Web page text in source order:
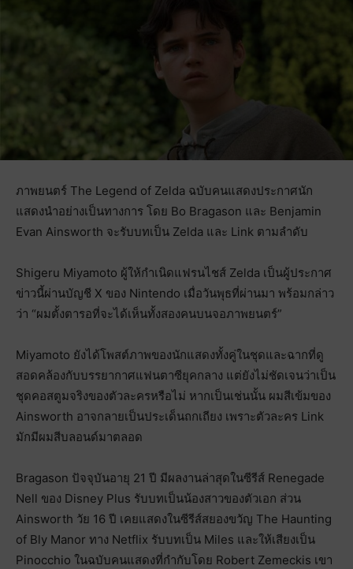
ภาพยนตร์ The Legend of Zelda ฉบับคนแสดงประกาศนัก
แสดงนำอย่างเป็นทางการ โดย Bo Bragason และ Benjamin
Evan Ainsworth จะรับบทเป็น Zelda และ Link ตามลำดับ
Shigeru Miyamoto ผู้ให้กำเนิดแฟรนไชส์ Zelda เป็นผู้ประกาศ
ข่าวนี้ผ่านบัญชี X ของ Nintendo เมื่อวันพุธที่ผ่านมา พร้อมกล่าว
ว่า “ผมตั้งตารอที่จะได้เห็นทั้งสองคนบนจอภาพยนตร์”
Miyamoto ยังได้โพสต์ภาพของนักแสดงทั้งคู่ในชุดและฉากที่ดู
สอดคล้องกับบรรยากาศแฟนตาซียุคกลาง แต่ยังไม่ชัดเจนว่าเป็น
ชุดคอสตูมจริงของตัวละครหรือไม่ หากเป็นเช่นนั้น ผมสีเข้มของ
Ainsworth อาจกลายเป็นประเด็นถกเถียง เพราะตัวละคร Link
มักมีผมสีบลอนด์มาตลอด
Bragason ปัจจุบันอายุ 21 ปี มีผลงานล่าสุดในซีรีส์ Renegade
Nell ของ Disney Plus รับบทเป็นน้องสาวของตัวเอก ส่วน
Ainsworth วัย 16 ปี เคยแสดงในซีรีส์สยองขวัญ The Haunting
of Bly Manor ทาง Netflix รับบทเป็น Miles และให้เสียงเป็น
Pinocchio ในฉบับคนแสดงที่กำกับโดย Robert Zemeckis เขา